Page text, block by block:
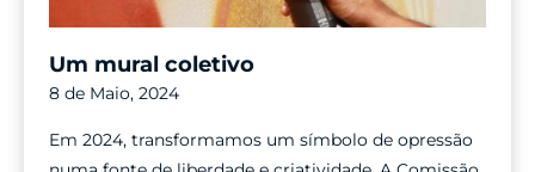
Um mural coletivo
8 de Maio, 2024
Em 2024, transformamos um símbolo de opressão